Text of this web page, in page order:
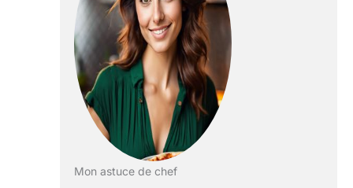
Mon astuce de chef